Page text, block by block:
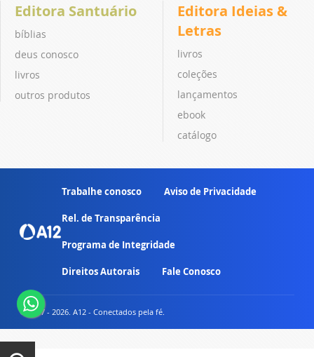
Editora Santuário
bíblias
deus conosco
livros
outros produtos
Editora Ideias &
Letras
livros
coleções
lançamentos
ebook
catálogo
Trabalhe conosco Aviso de Privacidade
Rel. de Transparência
Programa de Integridade
Direitos Autorais Fale Conosco
© 2007 - 2026. A12 - Conectados pela fé.